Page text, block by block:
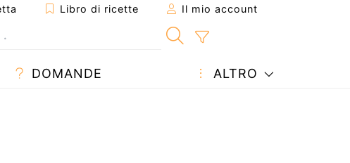
Libro di ricette Il mio account
DOMANDE ALTRO